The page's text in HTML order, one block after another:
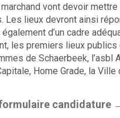
vont devoir
Les lieux devront ainsi
d’un cadre
les premiers lieux
de Schaerbeek,
Home Grade, la
candidature